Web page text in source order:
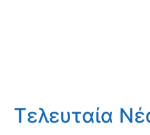
Τελευταία